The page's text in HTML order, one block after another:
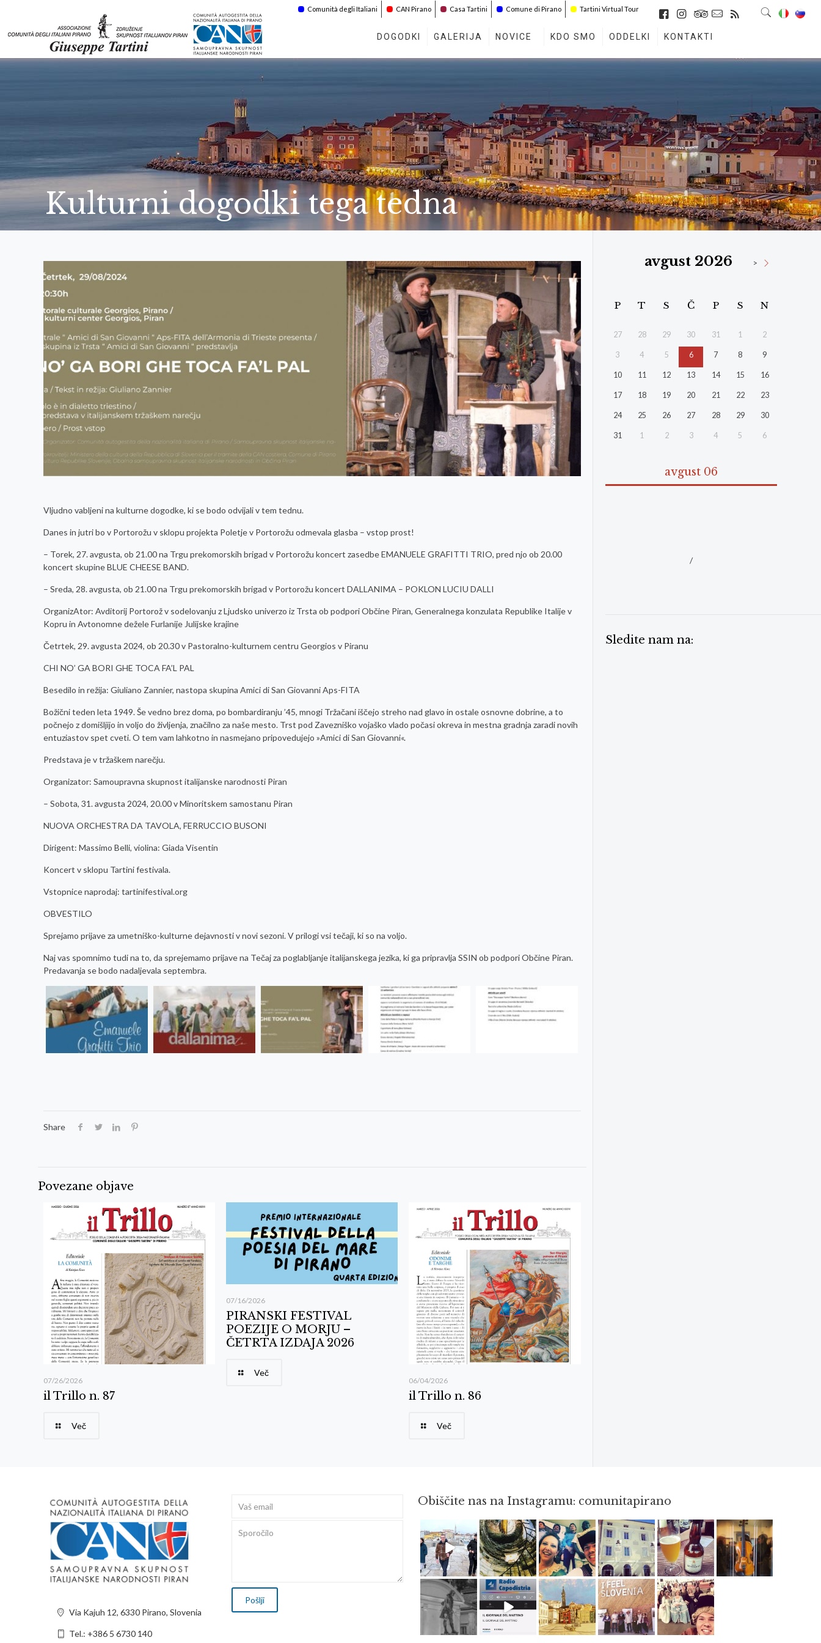
Comunità degli Italiani CAN Pirano Casa Tartini Comune di Pirano Tartini Virtual Tour
DOGODKI GALERIJA NOVICE KDO SMO ODDELKI KONTAKTI
Kulturni dogodki tega tedna
Vljudno vabljeni na kulturne dogodke, ki se bodo odvijali v tem tednu.
Danes in jutri bo v Portorožu v sklopu projekta Poletje v Portorožu odmevala glasba – vstop prost!
– Torek, 27. avgusta, ob 21.00 na Trgu prekomorskih brigad v Portorožu koncert zasedbe EMANUELE GRAFITTI TRIO, pred njo ob 20.00
koncert skupine BLUE CHEESE BAND.
– Sreda, 28. avgusta, ob 21.00 na Trgu prekomorskih brigad v Portorožu koncert DALLANIMA – POKLON LUCIU DALLI
OrganizAtor: Avditorij Portorož v sodelovanju z Ljudsko univerzo iz Trsta ob podpori Občine Piran, Generalnega konzulata Republike Italije v
Kopru in Avtonomne dežele Furlanije Julijske krajine
Četrtek, 29. avgusta 2024, ob 20.30 v Pastoralno-kulturnem centru Georgios v Piranu
CHI NO’ GA BORI GHE TOCA FA’L PAL
Besedilo in režija: Giuliano Zannier, nastopa skupina Amici di San Giovanni Aps-FITA
Božični teden leta 1949. Še vedno brez doma, po bombardiranju ’45, mnogi Tržačani iščejo streho nad glavo in ostale osnovne dobrine, a to
počnejo z domišljijo in voljo do življenja, značilno za naše mesto. Trst pod Zavezniško vojaško vlado počasi okreva in mestna gradnja zaradi novih
entuziastov spet cveti. O tem vam lahkotno in nasmejano pripovedujejo »Amici di San Giovanni«.
Predstava je v tržaškem narečju.
Organizator: Samoupravna skupnost italijanske narodnosti Piran
– Sobota, 31. avgusta 2024, 20.00 v Minoritskem samostanu Piran
NUOVA ORCHESTRA DA TAVOLA, FERRUCCIO BUSONI
Dirigent: Massimo Belli, violina: Giada Visentin
Koncert v sklopu Tartini festivala.
Vstopnice naprodaj: tartinifestival.org
OBVESTILO
Sprejamo prijave za umetniško-kulturne dejavnosti v novi sezoni. V prilogi vsi tečaji, ki so na voljo.
Naj vas spomnimo tudi na to, da sprejemamo prijave na Tečaj za poglabljanje italijanskega jezika, ki ga pripravlja SSIN ob podpori Občine Piran.
Predavanja se bodo nadaljevala septembra.
Share
Povezane objave
07/26/2026
il Trillo n. 87
Več
07/16/2026
PIRANSKI FESTIVAL
POEZIJE O MORJU –
ČETRTA IZDAJA 2026
Več
06/04/2026
il Trillo n. 86
Več
avgust 2026 >
P T S Č P S N
27 28 29 30 31 1 2
3 4 5 6 7 8 9
10 11 12 13 14 15 16
17 18 19 20 21 22 23
24 25 26 27 28 29 30
31 1 2 3 4 5 6
avgust 06
/
Sledite nam na:
Via Kajuh 12, 6330 Pirano, Slovenia
Tel.: +386 5 6730 140
Obiščite nas na Instagramu: comunitapirano
Feb 16 Avg 3 Maj 23 Apr 3 Jun 3 Apr 8
Apr 18 Dec 14 Jun 12 Maj 2 Maj 15